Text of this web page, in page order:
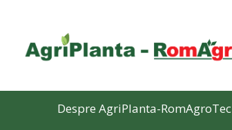
Despre AgriPlanta-RomAgroTec